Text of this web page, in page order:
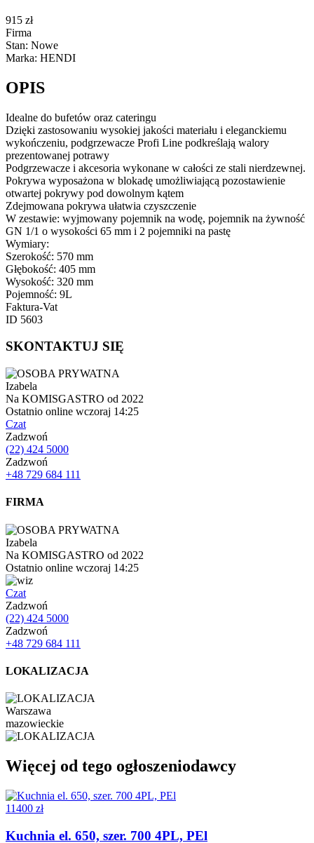
915 zł
Firma
Stan: Nowe
Marka: HENDI
OPIS
Idealne do bufetów oraz cateringu
Dzięki zastosowaniu wysokiej jakości materiału i eleganckiemu
wykończeniu, podgrzewacze Profi Line podkreślają walory
prezentowanej potrawy
Podgrzewacze i akcesoria wykonane w całości ze stali nierdzewnej.
Pokrywa wyposażona w blokadę umożliwiającą pozostawienie
otwartej pokrywy pod dowolnym kątem
Zdejmowana pokrywa ułatwia czyszczenie
W zestawie: wyjmowany pojemnik na wodę, pojemnik na żywność
GN 1/1 o wysokości 65 mm i 2 pojemniki na pastę
Wymiary:
Szerokość: 570 mm
Głębokość: 405 mm
Wysokość: 320 mm
Pojemność: 9L
Faktura-Vat
ID 5603
SKONTAKTUJ SIĘ
Izabela
Na KOMISGASTRO od 2022
Ostatnio online wczoraj 14:25
Czat
Zadzwoń
(22) 424 5000
Zadzwoń
+48 729 684 111
FIRMA
Izabela
Na KOMISGASTRO od 2022
Ostatnio online wczoraj 14:25
Czat
Zadzwoń
(22) 424 5000
Zadzwoń
+48 729 684 111
LOKALIZACJA
Warszawa
mazowieckie
Więcej od tego ogłoszeniodawcy
11400 zł
Kuchnia el. 650, szer. 700 4PL, PEl